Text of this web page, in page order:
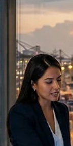
¿Puede
hub tecnológico
crecimiento del
transformación
inversión
oportunidad
Analizamos las
Colombia, los
sectores con
consolidarse
tecnología e